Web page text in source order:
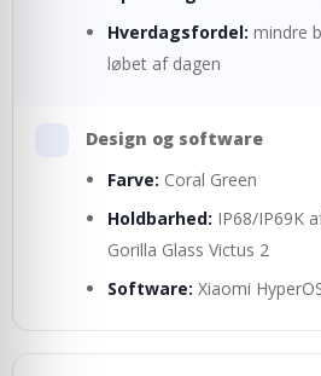
Hverdagsfordel: mindre
løbet af dagen
Design og software
Farve: Coral Green
Holdbarhed: IP68/IP69K
Gorilla Glass Victus 2
Software: Xiaomi